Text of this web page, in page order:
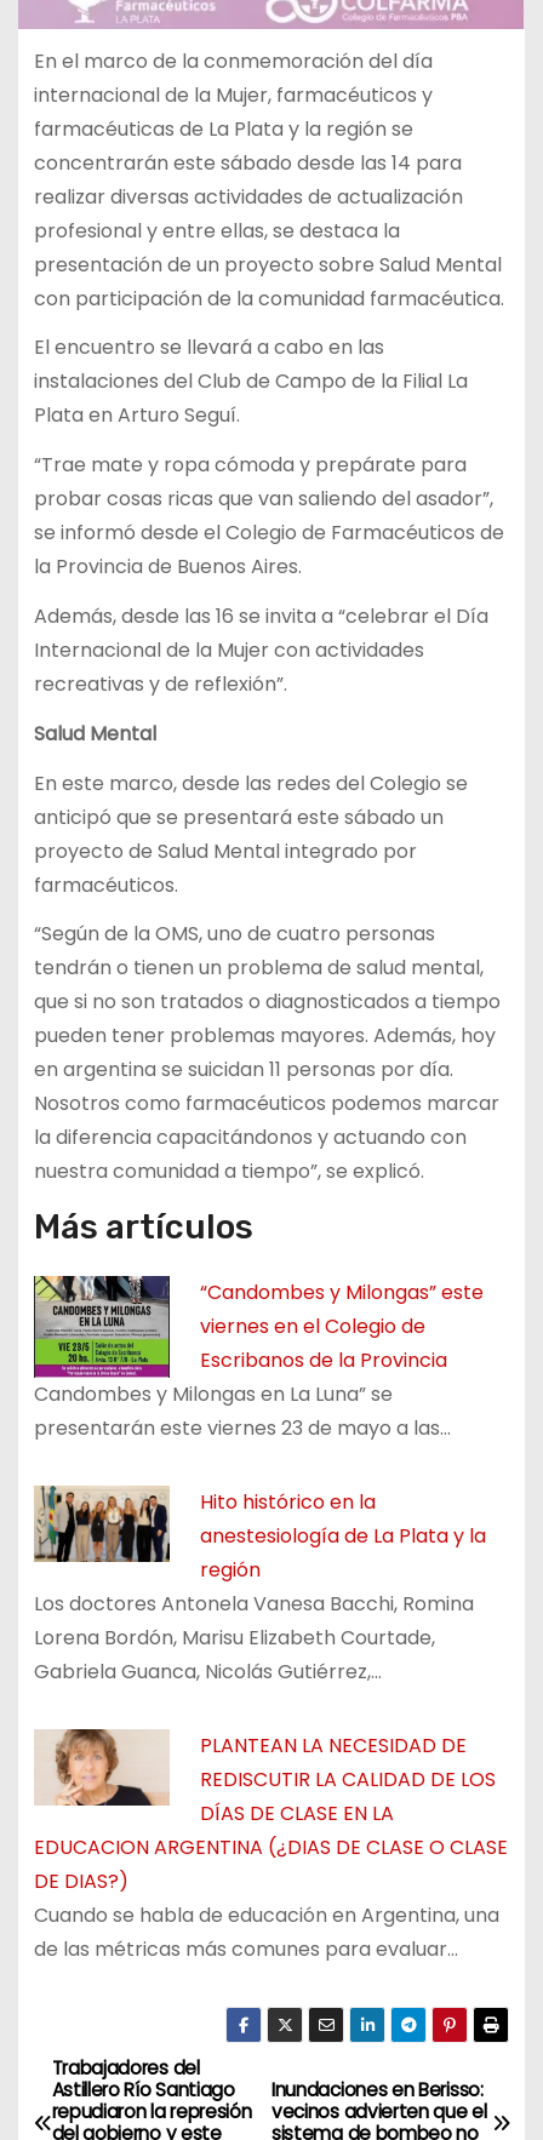
En el marco de la conmemoración del día
internacional de la Mujer, farmacéuticos y
farmacéuticas de La Plata y la región se
concentrarán este sábado desde las 14 para
realizar diversas actividades de actualización
profesional y entre ellas, se destaca la
presentación de un proyecto sobre Salud Mental
con participación de la comunidad farmacéutica.
El encuentro se llevará a cabo en las
instalaciones del Club de Campo de la Filial La
Plata en Arturo Seguí.
“Trae mate y ropa cómoda y prepárate para
probar cosas ricas que van saliendo del asador”,
se informó desde el Colegio de Farmacéuticos de
la Provincia de Buenos Aires.
Además, desde las 16 se invita a “celebrar el Día
Internacional de la Mujer con actividades
recreativas y de reflexión”.
Salud Mental
En este marco, desde las redes del Colegio se
anticipó que se presentará este sábado un
proyecto de Salud Mental integrado por
farmacéuticos.
“Según de la OMS, uno de cuatro personas
tendrán o tienen un problema de salud mental,
que si no son tratados o diagnosticados a tiempo
pueden tener problemas mayores. Además, hoy
en argentina se suicidan 11 personas por día.
Nosotros como farmacéuticos podemos marcar
la diferencia capacitándonos y actuando con
nuestra comunidad a tiempo”, se explicó.
Más artículos
“Candombes y Milongas” este
viernes en el Colegio de
Escribanos de la Provincia
Candombes y Milongas en La Luna” se
presentarán este viernes 23 de mayo a las…
Hito histórico en la
anestesiología de La Plata y la
región
Los doctores Antonela Vanesa Bacchi, Romina
Lorena Bordón, Marisu Elizabeth Courtade,
Gabriela Guanca, Nicolás Gutiérrez,…
PLANTEAN LA NECESIDAD DE
REDISCUTIR LA CALIDAD DE LOS
DÍAS DE CLASE EN LA
EDUCACION ARGENTINA (¿DIAS DE CLASE O CLASE
DE DIAS?)
Cuando se habla de educación en Argentina, una
de las métricas más comunes para evaluar…
N
Inundaciones en Berisso:
vecinos advierten que el
sistema de bombeo no
Trabajadores del
Astillero Río Santiago
repudiaron la represión
del gobierno y este